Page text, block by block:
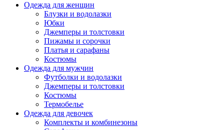
Одежда для женщин
Блузки и водолазки
Юбки
Джемперы и толстовки
Пижамы и сорочки
Платья и сарафаны
Костюмы
Одежда для мужчин
Футболки и водолазки
Джемперы и толстовки
Костюмы
Термобелье
Одежда для девочек
Комплекты и комбинезоны